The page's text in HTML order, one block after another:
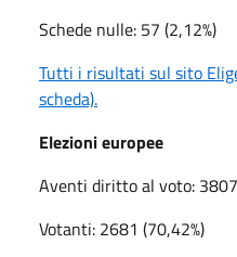
Schede nulle: 57 (2,12%)
Tutti i risultati sul sito
scheda).
Elezioni europee
Aventi diritto al voto: 3807
Votanti: 2681 (70,42%)